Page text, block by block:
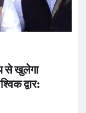
से खुलेगा
द्वार: